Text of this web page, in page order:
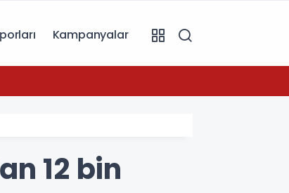
Kampanyalar
12 bin